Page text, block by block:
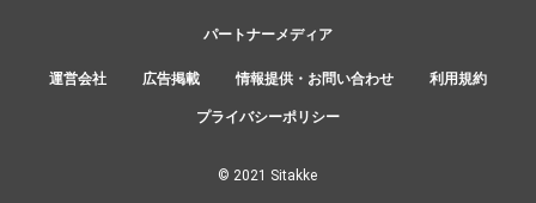
運営会社 広告掲載 情報提供・お問い合わせ 利用規約
プライバシーポリシー
パートナーメディア
© 2021 Sitakke